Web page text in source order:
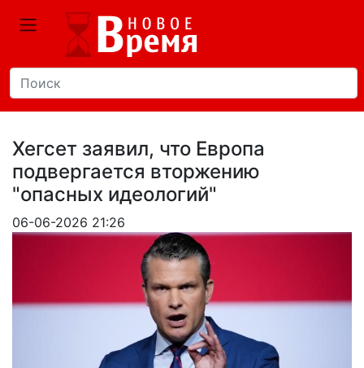
Хегсет заявил, что Европа
подвергается вторжению
"опасных идеологий"
06-06-2026 21:26